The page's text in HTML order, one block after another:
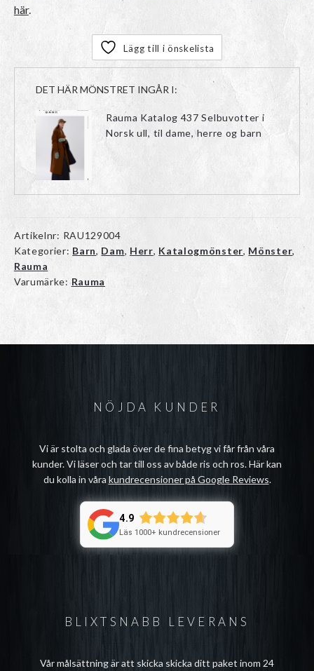
här.
Lägg till i önskelista
DET HÄR MÖNSTRET INGÅR I:
Rauma Katalog 437 Selbuvotter i
Norsk ull, til dame, herre og barn
Artikelnr: RAU129004
Kategorier: Barn, Dam, Herr, Katalogmönster, Mönster,
Rauma
Varumärke: Rauma
BLIXTSNABB LEVERANS
Vår målsättning är att skicka skicka ditt paket inom 24
NÖJDA KUNDER
Vi är stolta och glada över de fina betyg vi får från våra
kunder. Vi läser och tar till oss av både ris och ros. Här kan
du kolla in våra kundrecensioner på Google Reviews.
4.9
Läs 1000+ kundrecensioner